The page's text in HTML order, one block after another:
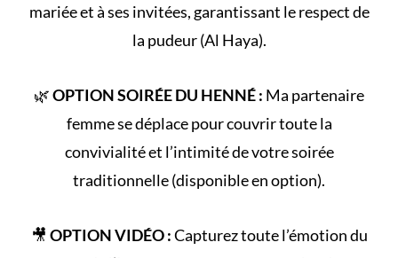
mariée et à ses invitées, garantissant le respect de
la pudeur (Al Haya).
🌿OPTION SOIRÉE DU HENNÉ : Ma partenaire
femme se déplace pour couvrir toute la
convivialité et l’intimité de votresoirée
traditionnelle(disponible en option).
🎥 OPTION VIDÉO :Capturez toute l’émotion du